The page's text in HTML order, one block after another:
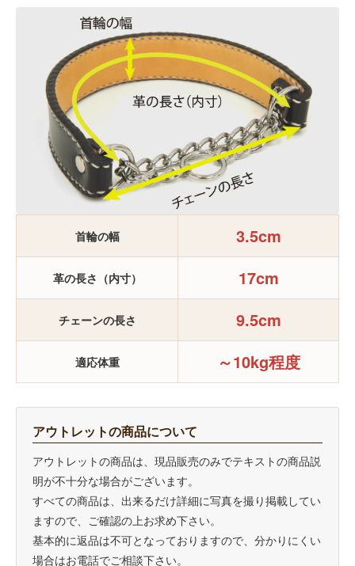
首輪の幅 3.5cm
革の長さ（内寸） 17cm
チェーンの長さ 9.5cm
適応体重 ～10kg程度
アウトレットの商品について
アウトレットの商品は、現品販売のみでテキストの商品説
明が不十分な場合がございます。
すべての商品は、出来るだけ詳細に写真を撮り掲載してい
ますので、ご確認の上お求め下さい。
基本的に返品は不可となっておりますので、分かりにくい
場合はお電話でご相談下さい。